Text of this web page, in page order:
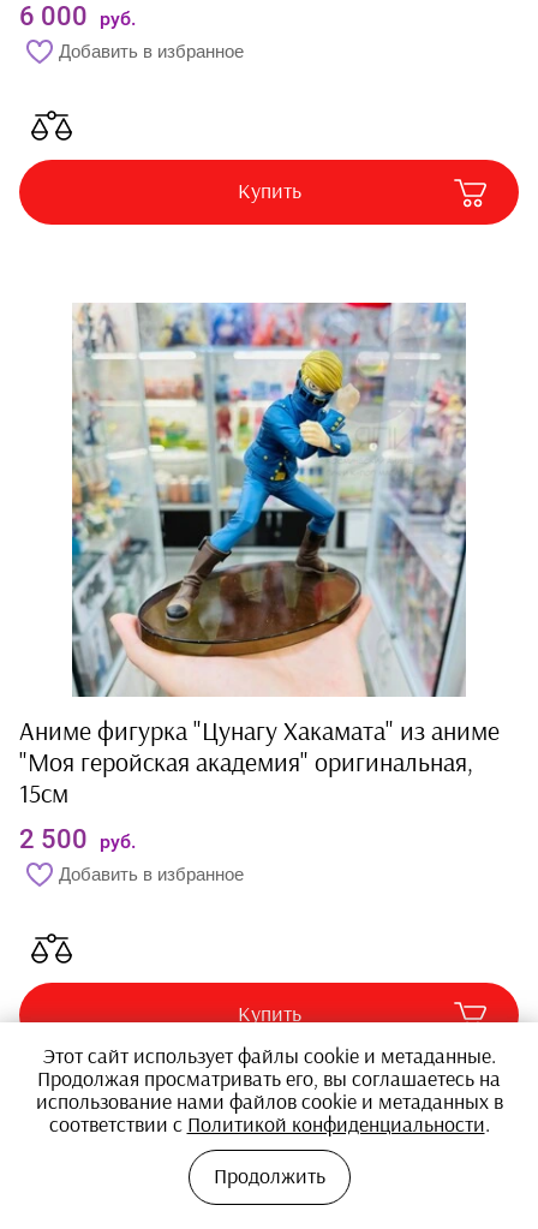
6 000 руб.
Добавить в избранное
Купить
Аниме фигурка "Цунагу Хакамата" из аниме
"Моя геройская академия" оригинальная,
15см
2 500 руб.
Добавить в избранное
Купить
Этот сайт использует файлы cookie и метаданные.
Продолжая просматривать его, вы соглашаетесь на
использование нами файлов cookie и метаданных в
соответствии с Политикой конфиденциальности.
Продолжить